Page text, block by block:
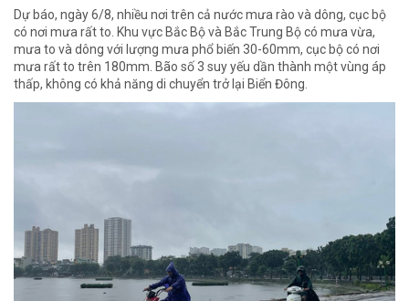
Dự báo, ngày 6/8, nhiều nơi trên cả nước mưa rào và dông, cục bộ
có nơi mưa rất to. Khu vực Bắc Bộ và Bắc Trung Bộ có mưa vừa,
mưa to và dông với lượng mưa phổ biến 30-60mm, cục bộ có nơi
mưa rất to trên 180mm. Bão số 3 suy yếu dần thành một vùng áp
thấp, không có khả năng di chuyển trở lại Biển Đông.